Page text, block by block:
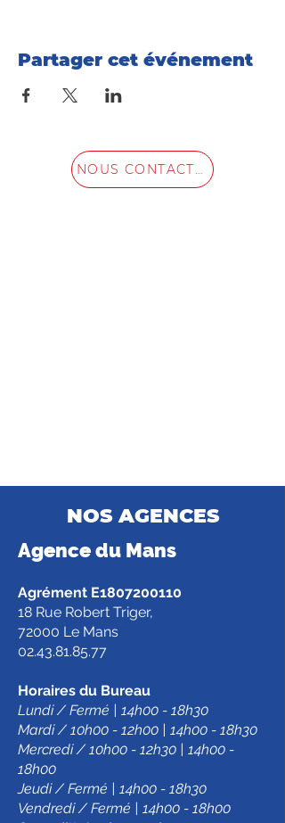
Partager cet événement
NOUS CONTACTER
NOS AGENCES
Agence du Mans
Agrément E1807200110
18 Rue Robert Triger,
72000 Le Mans
02.43.81.85.77
Horaires du Bureau
Lundi / Fermé | 14h00 - 18h30
Mardi / 10h00 - 12h00 | 14h00 - 18h30
Mercredi / 10h00 - 12h30 | 14h00 -
18h00
Jeudi / Fermé | 14h00 - 18h30
Vendredi / Fermé | 14h00 - 18h00